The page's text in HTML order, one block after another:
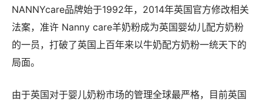
NANNYcare品牌始于1992年，2014年英国官方修改相关
法案，准许 Nanny care羊奶粉成为英国婴幼儿配方奶粉
的一员，打破了英国上百年来以牛奶配方奶粉一统天下的
局面。
由于英国对于婴儿奶粉市场的管理全球最严格，目前英国